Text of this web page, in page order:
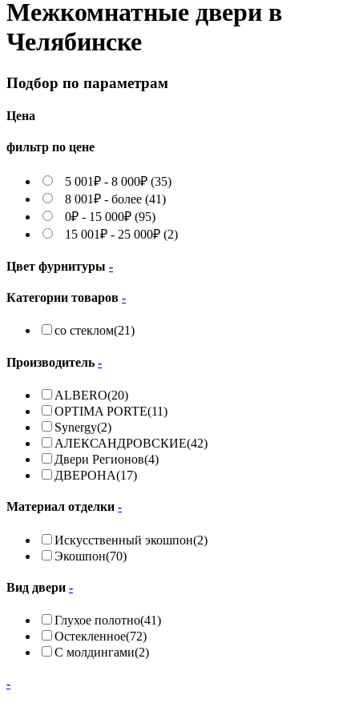
Межкомнатные двери в
Челябинске
Подбор по параметрам
Цена
фильтр по цене
5 001₽ - 8 000₽ (35)
8 001₽ - более (41)
0₽ - 15 000₽ (95)
15 001₽ - 25 000₽ (2)
Цвет фурнитуры -
Категории товаров -
со стеклом(21)
Производитель -
ALBERO(20)
OPTIMA PORTE(11)
Synergy(2)
АЛЕКСАНДРОВСКИЕ(42)
Двери Регионов(4)
ДВЕРОНА(17)
Материал отделки -
Искусственный экошпон(2)
Экошпон(70)
Вид двери -
Глухое полотно(41)
Остекленное(72)
С молдингами(2)
-